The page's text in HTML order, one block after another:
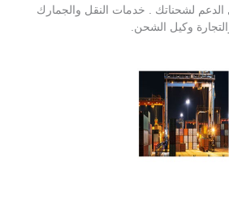
لشحناتك . خدمات النقل والجمارك
وكيل الشحن.